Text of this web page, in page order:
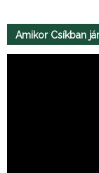
Amikor Csíkban